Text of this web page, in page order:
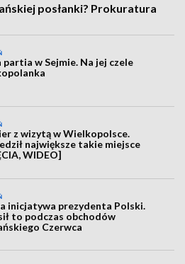
posłanki? Prokuratura
partia w Sejmie. Na jej czele
z wizytą w Wielkopolsce.
największe takie miejsce
WIDEO]
inicjatywa prezydenta Polski.
to podczas obchodów
Czerwca